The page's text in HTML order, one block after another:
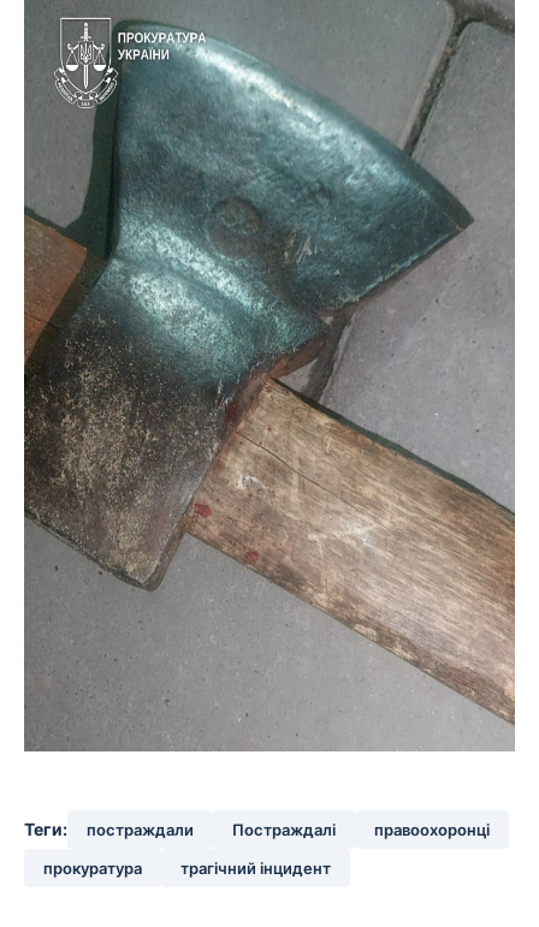
Теги: постраждали Постраждалі
правоохоронці
прокуратура
трагічний інцидент